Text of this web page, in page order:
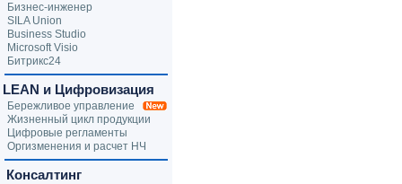
Бизнес-инженер
SILA Union
Business Studio
Microsoft Visio
Битрикс24
LEAN и Цифровизация
Бережливое управление
Жизненный цикл продукции
Цифровые регламенты
Оргизменения и расчет НЧ
Консалтинг